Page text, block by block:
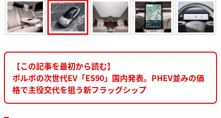
【この記事を最初から読む】
ボルボの次世代EV「ES90」国内発表。PHEV並みの価
格で主役交代を狙う新フラッグシップ